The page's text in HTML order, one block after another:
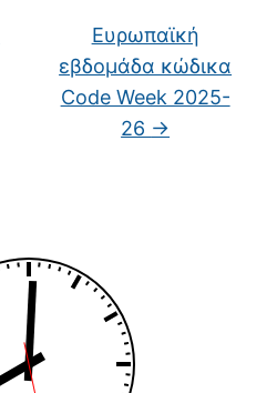
Ευρωπαϊκή
εβδομάδα κώδικα
Code Week 2025-
26 →